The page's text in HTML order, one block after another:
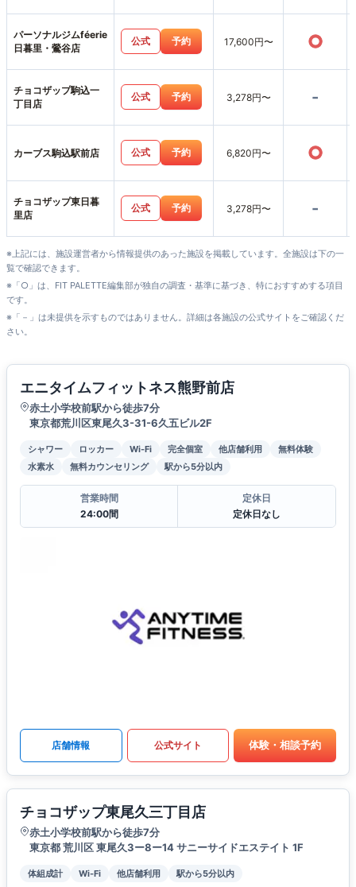
パーソナルジムféerie
日暮里・鶯谷店
公式 予約 17,600円〜 ○
チョコザップ駒込一
丁目店
公式 予約 3,278円〜 -
カーブス駒込駅前店 公式 予約 6,820円〜 ○
チョコザップ東日暮
里店
公式 予約 3,278円〜 -
※上記には、施設運営者から情報提供のあった施設を掲載しています。全施設は下の一
覧で確認できます。
※「○」は、FIT PALETTE編集部が独自の調査・基準に基づき、特におすすめする項目
です。
※「－」は未提供を示すものではありません。詳細は各施設の公式サイトをご確認くだ
さい。
エニタイムフィットネス熊野前店
赤土小学校前駅から徒歩7分
東京都荒川区東尾久3-31-6久五ビル2F
シャワー ロッカー Wi-Fi 完全個室 他店舗利用
無料体験
水素水
無料カウンセリング 駅から5分以内
営業時間
24:00間
定休日
定休日なし
店舗情報 公式サイト 体験・相談予約
チョコザップ東尾久三丁目店
赤土小学校前駅から徒歩7分
東京都 荒川区 東尾久3ー8ー14 サニーサイドエステイト 1F
体組成計 Wi-Fi 他店舗利用 駅から5分以内